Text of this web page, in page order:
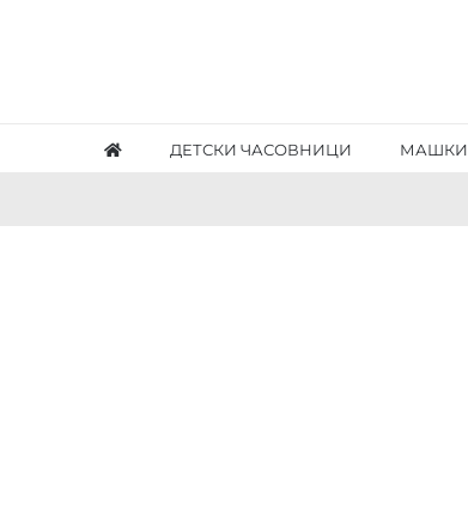
ДЕТСКИ ЧАСОВНИЦИ МАШКИ